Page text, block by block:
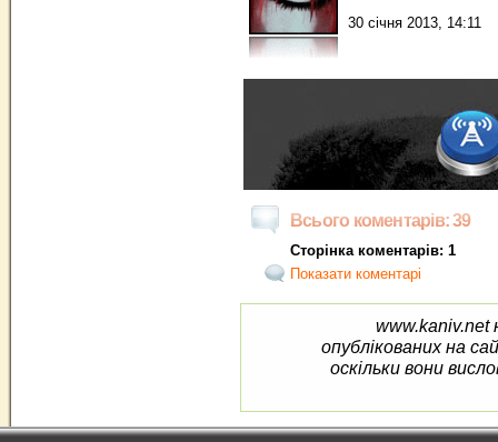
30 січня 2013, 14:11
Всього коментарів: 39
Сторінка коментарів: 1
Показати коментарі
www.kaniv.net
опублікованих на
оскільки вони